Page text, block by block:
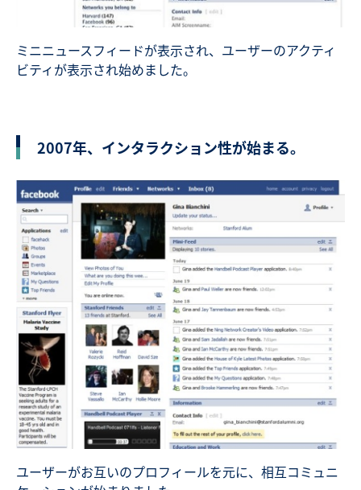
ミニニュースフィードが表示され、ユーザーのアクティ
ビティが表示され始めました。
2007年、インタラクション性が始まる。
ユーザーがお互いのプロフィールを元に、相互コミュニ